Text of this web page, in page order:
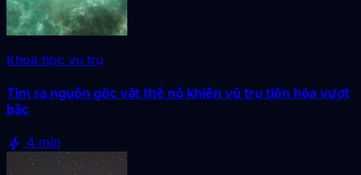
Khoa học vũ trụ
Tìm ra nguồn gốc vật thể nổ khiến vũ trụ tiến hóa vượt
bậc
bolt 4 min